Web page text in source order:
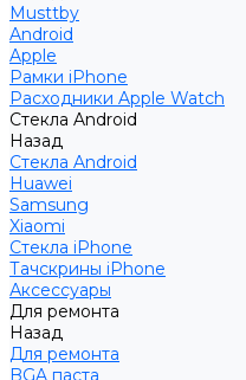
Musttby
Android
Apple
Рамки iPhone
Расходники Apple Watch
Стекла Android
Назад
Стекла Android
Huawei
Samsung
Xiaomi
Стекла iPhone
Тачскрины iPhone
Аксессуары
Для ремонта
Назад
Для ремонта
BGA паста